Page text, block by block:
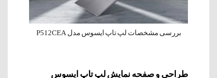
بررسی مشخصات لپ تاپ ایسوس مدل P512CEA
طراحی و صفحه نمایش لپ‌ تاپ ایسوس